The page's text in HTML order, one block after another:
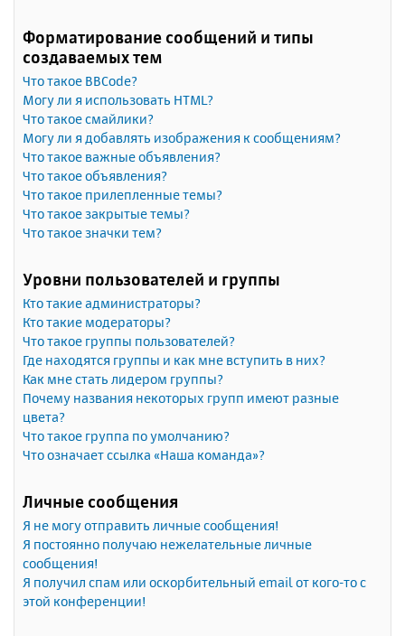
Форматирование сообщений и типы
создаваемых тем
Что такое BBCode?
Могу ли я использовать HTML?
Что такое смайлики?
Могу ли я добавлять изображения к сообщениям?
Что такое важные объявления?
Что такое объявления?
Что такое прилепленные темы?
Что такое закрытые темы?
Что такое значки тем?
Уровни пользователей и группы
Кто такие администраторы?
Кто такие модераторы?
Что такое группы пользователей?
Где находятся группы и как мне вступить в них?
Как мне стать лидером группы?
Почему названия некоторых групп имеют разные
цвета?
Что такое группа по умолчанию?
Что означает ссылка «Наша команда»?
Личные сообщения
Я не могу отправить личные сообщения!
Я постоянно получаю нежелательные личные
сообщения!
Я получил спам или оскорбительный email от кого-то с
этой конференции!